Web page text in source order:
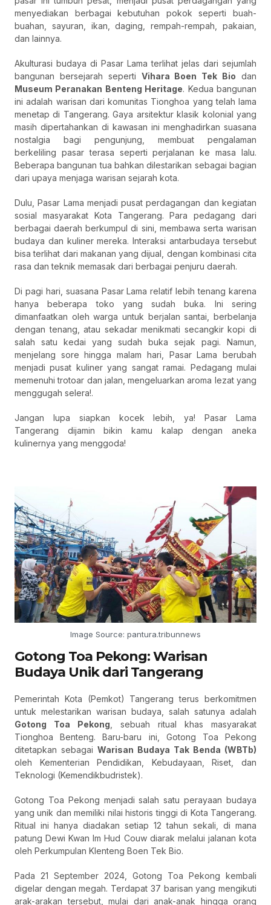
menyediakan berbagai kebutuhan pokok seperti buah-
buahan, sayuran, ikan, daging, rempah-rempah, pakaian,
dan lainnya.
Akulturasi budaya di Pasar Lama terlihat jelas dari sejumlah
bangunan bersejarah seperti Vihara Boen Tek Bio dan
Museum Peranakan Benteng Heritage. Kedua bangunan
ini adalah warisan dari komunitas Tionghoa yang telah lama
menetap di Tangerang. Gaya arsitektur klasik kolonial yang
masih dipertahankan di kawasan ini menghadirkan suasana
nostalgia bagi pengunjung, membuat pengalaman
berkeliling pasar terasa seperti perjalanan ke masa lalu.
Beberapa bangunan tua bahkan dilestarikan sebagai bagian
dari upaya menjaga warisan sejarah kota.
Dulu, Pasar Lama menjadi pusat perdagangan dan kegiatan
sosial masyarakat Kota Tangerang. Para pedagang dari
berbagai daerah berkumpul di sini, membawa serta warisan
budaya dan kuliner mereka. Interaksi antarbudaya tersebut
bisa terlihat dari makanan yang dijual, dengan kombinasi cita
rasa dan teknik memasak dari berbagai penjuru daerah.
Di pagi hari, suasana Pasar Lama relatif lebih tenang karena
hanya beberapa toko yang sudah buka. Ini sering
dimanfaatkan oleh warga untuk berjalan santai, berbelanja
dengan tenang, atau sekadar menikmati secangkir kopi di
salah satu kedai yang sudah buka sejak pagi. Namun,
menjelang sore hingga malam hari, Pasar Lama berubah
menjadi pusat kuliner yang sangat ramai. Pedagang mulai
memenuhi trotoar dan jalan, mengeluarkan aroma lezat yang
menggugah selera!.
Jangan lupa siapkan kocek lebih, ya! Pasar Lama
Tangerang dijamin bikin kamu kalap dengan aneka
kulinernya yang menggoda!
Image Source: pantura.tribunnews
Gotong Toa Pekong: Warisan
Budaya Unik dari Tangerang
Pemerintah Kota (Pemkot) Tangerang terus berkomitmen
untuk melestarikan warisan budaya, salah satunya adalah
Gotong Toa Pekong , sebuah ritual khas masyarakat
Tionghoa Benteng. Baru-baru ini, Gotong Toa Pekong
ditetapkan sebagai Warisan Budaya Tak Benda (WBTb)
oleh Kementerian Pendidikan, Kebudayaan, Riset, dan
Teknologi (Kemendikbudristek).
Gotong Toa Pekong menjadi salah satu perayaan budaya
yang unik dan memiliki nilai historis tinggi di Kota Tangerang.
Ritual ini hanya diadakan setiap 12 tahun sekali, di mana
patung Dewi Kwan Im Hud Couw diarak melalui jalanan kota
oleh Perkumpulan Klenteng Boen Tek Bio.
Pada 21 September 2024, Gotong Toa Pekong kembali
digelar dengan megah. Terdapat 37 barisan yang mengikuti
arak-arakan tersebut, mulai dari anak-anak hingga orang